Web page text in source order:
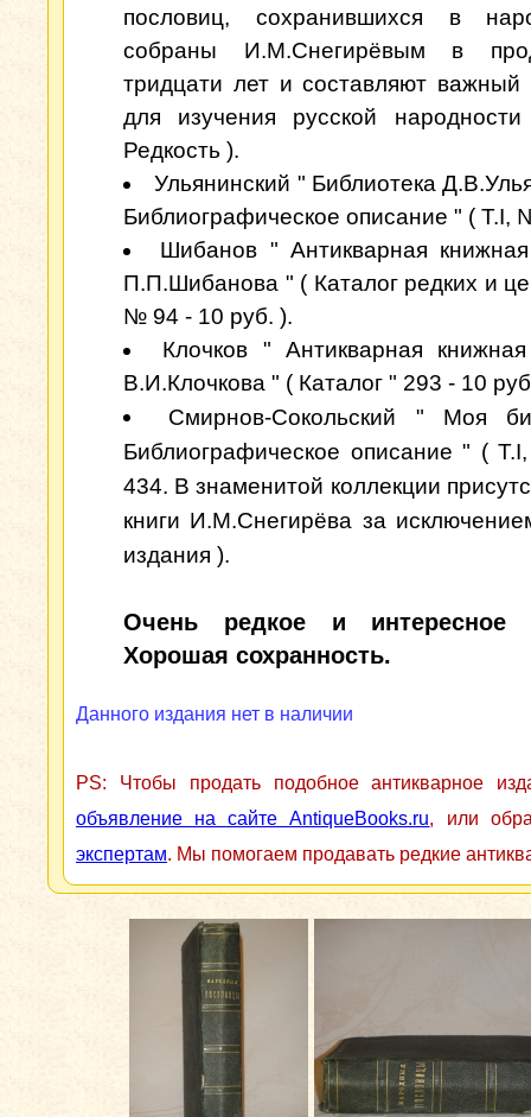
пословиц, сохранившихся в
собраны И.М.Снегирёвым в
тридцати лет и составляют важный
для изучения русской
Редкость ).
Ульянинский " Библиотека
Библиографическое описание " ( Т.I,
Шибанов " Антикварная книжная
П.П.Шибанова " ( Каталог редких и
№ 94 - 10 руб. ).
Клочков " Антикварная книжная
В.И.Клочкова " ( Каталог " 293 - 10
Смирнов-Сокольский " Моя
Библиографическое описание " (
434. В знаменитой коллекции
книги И.М.Снегирёва за
издания ).
Очень редкое и интересное
Хорошая сохранность.
Данного издания нет в наличии
PS: Чтобы продать подобное антикварное
объявление на сайте AntiqueBooks.ru, или
экспертам. Мы помогаем продавать редкие